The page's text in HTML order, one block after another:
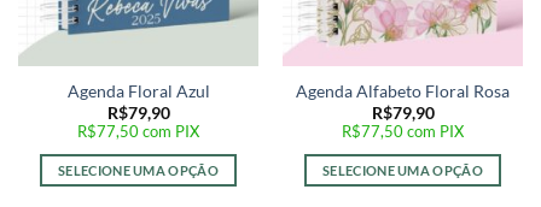
Agenda Floral Azul
R$79,90
R$77,50com PIX
SELECIONE UMA OPÇÃO
Agenda Alfabeto Floral Rosa
R$79,90
R$77,50com PIX
SELECIONE UMA OPÇÃO